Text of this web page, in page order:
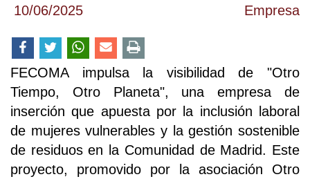
10/06/2025 Empresa
FECOMA impulsa la visibilidad de "Otro
Tiempo, Otro Planeta", una empresa de
inserción que apuesta por la inclusión laboral
de mujeres vulnerables y la gestión sostenible
de residuos en la Comunidad de Madrid. Este
proyecto, promovido por la asociación Otro